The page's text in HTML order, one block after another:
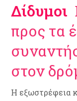
Δίδυμοι
προς τα
στον
Η εξωστρέφεια